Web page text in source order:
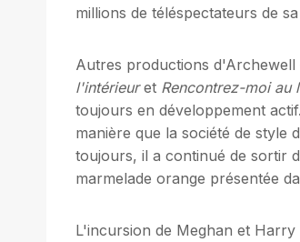
millions de téléspectateurs de
Autres productions
l'intérieuret Rencontrez-moi au
toujours en développement
manière que la société de style
toujours, il a continué de sortir
marmelade orange présentée
L'incursion de Meghan et